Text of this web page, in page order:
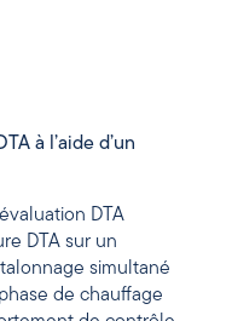
à l’aide d’un
DTA
DTA sur un
simultané
de chauffage